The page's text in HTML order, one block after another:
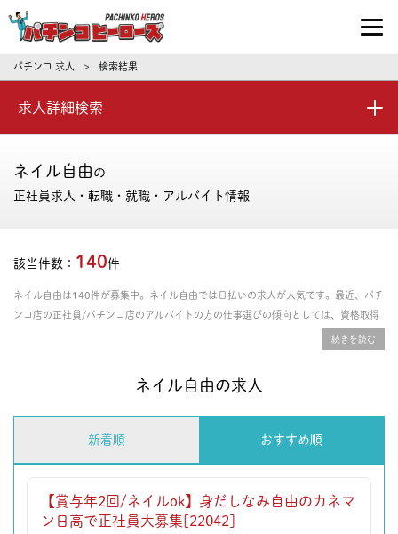
パチンコ求人・転職ならパチンコヒーロ
パチンコ 求人 > 検索結果
求人詳細検索
ネイル自由 の
正社員求人・転職・就職・アルバイト情報
該当件数： 140件
ネイル自由は140件が募集中。ネイル自由では日払いの求人が人気です。最近、パチ
ンコ店の正社員/パチンコ店のアルバイトの方の仕事選びの傾向としては、資格取得
支援あり、年間休日の多さ、残業時間の少なさを重視される方が多いです。給料や年
ネイル自由の求人
新着順 おすすめ順
【賞与年2回/ネイルok】身だしなみ自由のカネマ
ン日高で正社員大募集[22042]